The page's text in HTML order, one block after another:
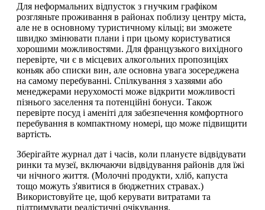
Для неформальних відпусток з гнучким графіком
розгляньте проживання в районах поблизу центру міста,
але не в основному туристичному кільці; ви зможете
швидко змінювати плани і при цьому користуватися
хорошими можливостями. Для французького вихідного
перевірте, чи є в місцевих алкогольних пропозиціях
коньяк або списки вин, але основна увага зосереджена
на самому перебуванні. Спілкування з хазяями або
менеджерами нерухомості може відкрити можливості
пізнього заселення та потенційні бонуси. Також
перевірте посуд і аменіті для забезпечення комфортного
перебування в компактному номері, що може підвищити
вартість.
Зберігайте журнал дат і часів, коли плануєте відвідувати
ринки та музеї, включаючи відвідування районів для їжі
чи нічного життя. (Молочні продукти, хліб, капуста
тощо можуть з'явитися в бюджетних стравах.)
Використовуйте це, щоб керувати витратами та
підтримувати реалістичні очікування.